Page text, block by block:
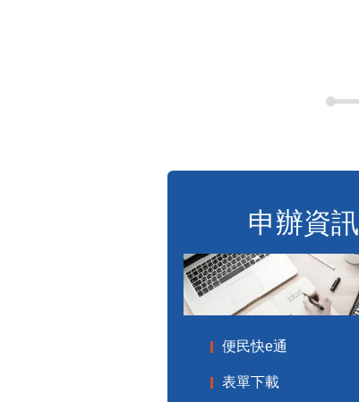
申辦資訊
便民快e通
表單下載